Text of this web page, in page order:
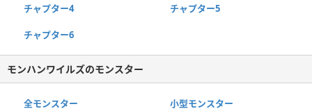
チャプター4 チャプター5
チャプター6
モンハンワイルズのモンスター
全モンスター 小型モンスター